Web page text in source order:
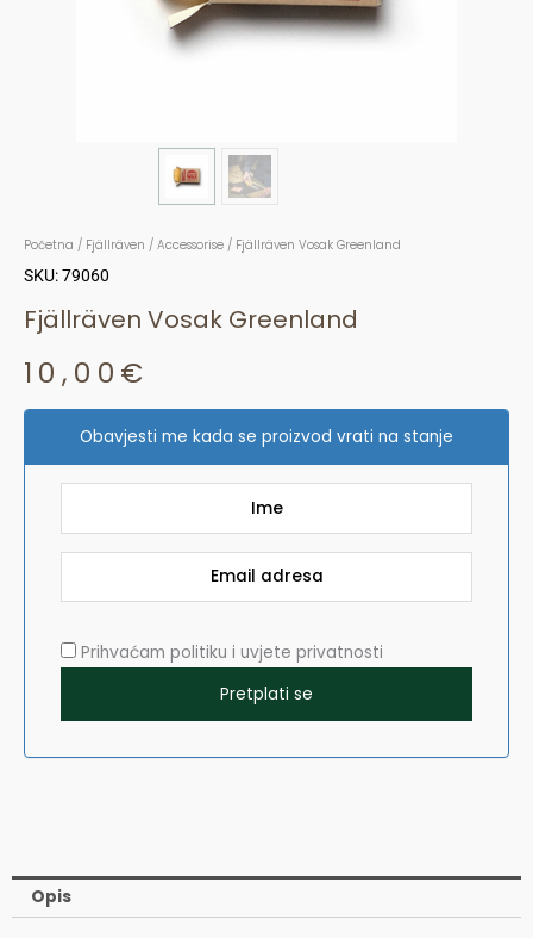
Početna / Fjällräven / Accessorise / Fjällräven Vosak Greenland
SKU: 79060
Fjällräven Vosak Greenland
10,00 €
Obavjesti me kada se proizvod vrati na stanje
Prihvaćam politiku i uvjete privatnosti
Opis